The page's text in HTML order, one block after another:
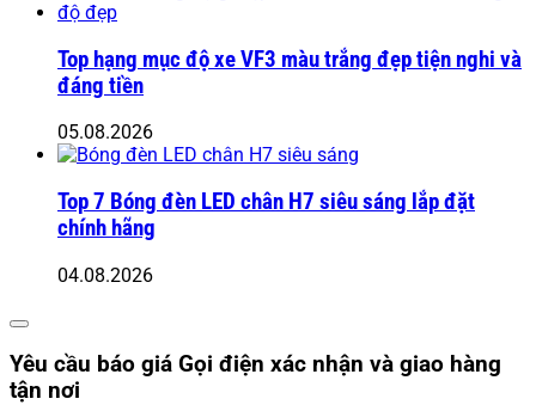
Top hạng mục độ xe VF3 màu trắng đẹp tiện nghi và
đáng tiền
05.08.2026
Top 7 Bóng đèn LED chân H7 siêu sáng lắp đặt
chính hãng
04.08.2026
Yêu cầu báo giá Gọi điện xác nhận và giao hàng
tận nơi